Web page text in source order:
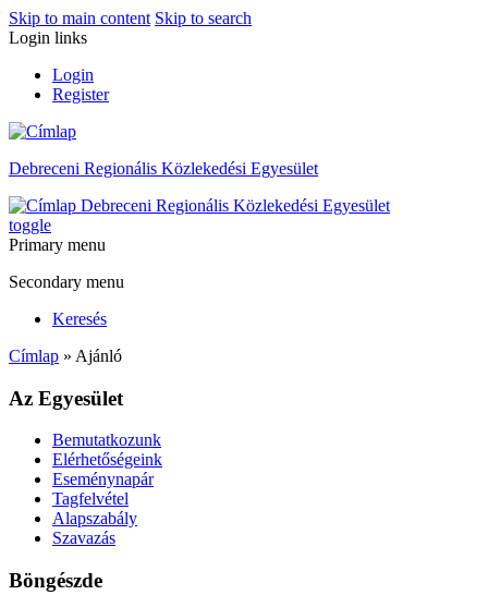
Skip to main content Skip to search
Login links
Login
Register
Debreceni Regionális Közlekedési Egyesület
Debreceni Regionális Közlekedési Egyesület
toggle
Primary menu
Secondary menu
Keresés
Címlap » Ajánló
Az Egyesület
Bemutatkozunk
Elérhetőségeink
Eseménynapár
Tagfelvétel
Alapszabály
Szavazás
Böngészde